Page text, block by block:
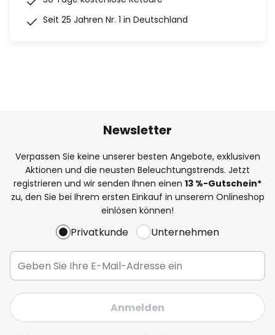
Seit 25 Jahren Nr. 1 in Deutschland
Newsletter
Verpassen Sie keine unserer besten Angebote, exklusiven
Aktionen und die neusten Beleuchtungstrends. Jetzt
registrieren und wir senden Ihnen einen 13 %-Gutschein*
zu, den Sie bei Ihrem ersten Einkauf in unserem Onlineshop
einlösen können!
Privatkunde Unternehmen
Anmelden